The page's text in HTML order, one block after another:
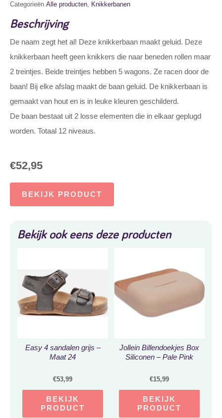
Categorieën Alle producten, Knikkerbanen
Beschrijving
De naam zegt het al! Deze knikkerbaan maakt geluid. Deze
knikkerbaan heeft geen knikkers die naar beneden rollen maar
2 treintjes. Beide treintjes hebben 5 wagons. Ze racen door de
baan! Bij elke afslag maakt de baan geluid. De knikkerbaan is
gemaakt van hout en is in leuke kleuren geschilderd.
De baan bestaat uit 2 losse elementen die in elkaar geplugd
worden. Totaal 12 niveaus.
€52,95
BEKIJK PRODUCT
Bekijk ook eens deze producten
Easy 4 sandalen grijs –
Maat 24
€53,99
BEKIJK
PRODUCT
Jollein Billendoekjes Box
Siliconen – Pale Pink
€15,99
BEKIJK
PRODUCT